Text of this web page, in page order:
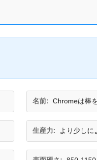
名前: Chromeは棒
生産力: より少しに